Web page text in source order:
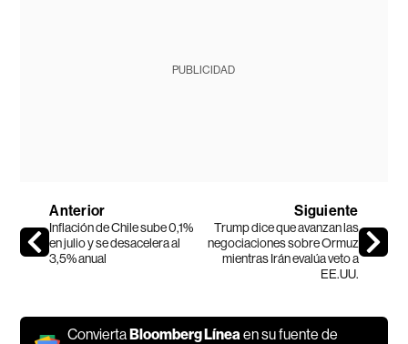
PUBLICIDAD
Anterior
Inflación de Chile sube 0,1%
en julio y se desacelera al
3,5% anual
Siguiente
Trump dice que avanzan las
negociaciones sobre Ormuz
mientras Irán evalúa veto a
EE.UU.
ConviertaBloomberg Línea en su fuente de